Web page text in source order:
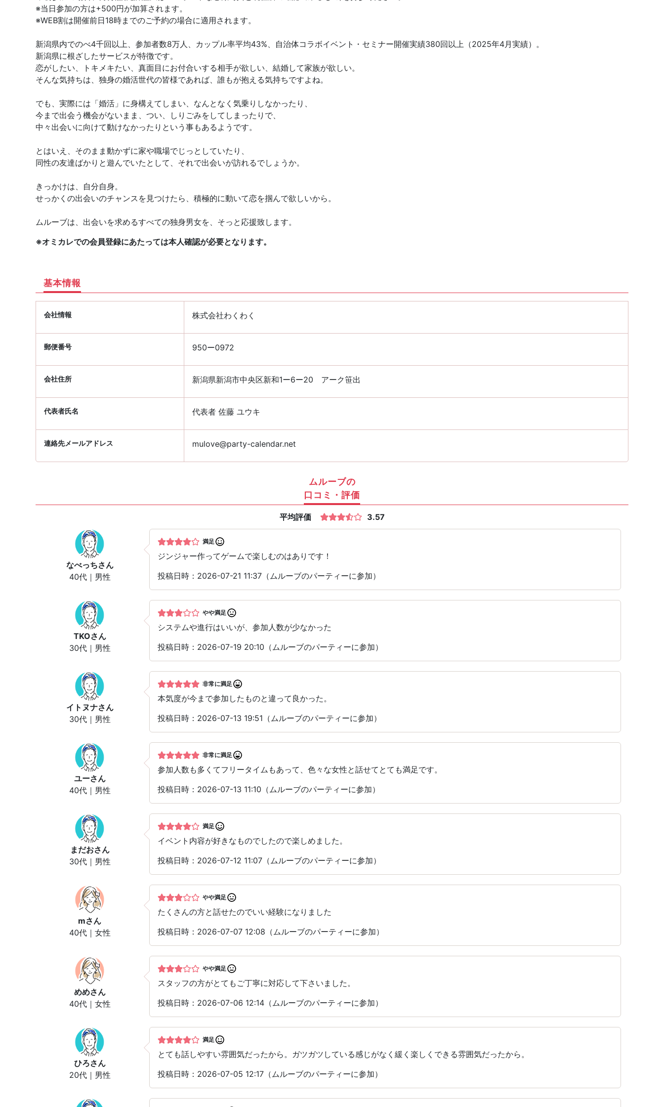
※当日参加の方は+500円が加算されます。
※WEB割は開催前日18時までのご予約の場合に適用されます。
新潟県内でのべ4千回以上、参加者数8万人、カップル率平均43%、自治体コラボイベント・セミナー開催実績380回以上（2025年4月実績）。
新潟県に根ざしたサービスが特徴です。
恋がしたい、トキメキたい、真面目にお付合いする相手が欲しい、結婚して家族が欲しい。
そんな気持ちは、独身の婚活世代の皆様であれば、誰もが抱える気持ちですよね。
でも、実際には「婚活」に身構えてしまい、なんとなく気乗りしなかったり、
今まで出会う機会がないまま、つい、しりごみをしてしまったりで、
中々出会いに向けて動けなかったりという事もあるようです。
とはいえ、そのまま動かずに家や職場でじっとしていたり、
同性の友達ばかりと遊んでいたとして、それで出会いが訪れるでしょうか。
きっかけは、自分自身。
せっかくの出会いのチャンスを見つけたら、積極的に動いて恋を掴んで欲しいから。
ムルーブは、出会いを求めるすべての独身男女を、そっと応援致します。
※オミカレでの会員登録にあたっては本人確認が必要となります。
基本情報
会社情報 株式会社わくわく
郵便番号 950ー0972
会社住所 新潟県新潟市中央区新和1ー6ー20 アーク笹出
代表者氏名 代表者 佐藤 ユウキ
連絡先メールアドレス mulove@party-calendar.net
ムルーブの
口コミ・評価
平均評価 3.57
なべっちさん
40代｜男性
満足
ジンジャー作ってゲームで楽しむのはありです！
投稿日時：2026-07-21 11:37（ムルーブのパーティーに参加）
TKOさん
30代｜男性
やや満足
システムや進行はいいが、参加人数が少なかった
投稿日時：2026-07-19 20:10（ムルーブのパーティーに参加）
イトヌナさん
30代｜男性
非常に満足
本気度が今まで参加したものと違って良かった。
投稿日時：2026-07-13 19:51（ムルーブのパーティーに参加）
ユーさん
40代｜男性
非常に満足
参加人数も多くてフリータイムもあって、色々な女性と話せてとても満足です。
投稿日時：2026-07-13 11:10（ムルーブのパーティーに参加）
まだおさん
30代｜男性
満足
イベント内容が好きなものでしたので楽しめました。
投稿日時：2026-07-12 11:07（ムルーブのパーティーに参加）
mさん
40代｜女性
やや満足
たくさんの方と話せたのでいい経験になりました
投稿日時：2026-07-07 12:08（ムルーブのパーティーに参加）
めめさん
40代｜女性
やや満足
スタッフの方がとてもご丁寧に対応して下さいました。
投稿日時：2026-07-06 12:14（ムルーブのパーティーに参加）
ひろさん
20代｜男性
満足
とても話しやすい雰囲気だったから。ガツガツしている感じがなく緩く楽しくできる雰囲気だったから。
投稿日時：2026-07-05 12:17（ムルーブのパーティーに参加）